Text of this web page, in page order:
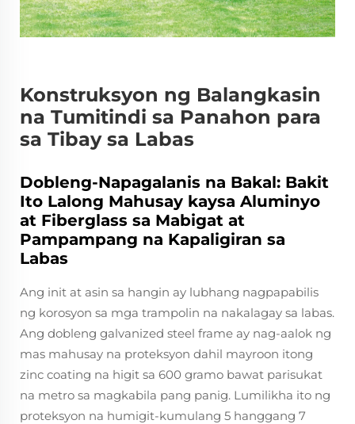
Konstruksyon ng Balangkasin
na Tumitindi sa Panahon para
sa Tibay sa Labas
Dobleng-Napagalanis na Bakal: Bakit
Ito Lalong Mahusay kaysa Aluminyo
at Fiberglass sa Mabigat at
Pampampang na Kapaligiran sa
Labas
Ang init at asin sa hangin ay lubhang nagpapabilis
ng korosyon sa mga trampolin na nakalagay sa labas.
Ang dobleng galvanized steel frame ay nag-aalok ng
mas mahusay na proteksyon dahil mayroon itong
zinc coating na higit sa 600 gramo bawat parisukat
na metro sa magkabila pang panig. Lumilikha ito ng
proteksyon na humigit-kumulang 5 hanggang 7